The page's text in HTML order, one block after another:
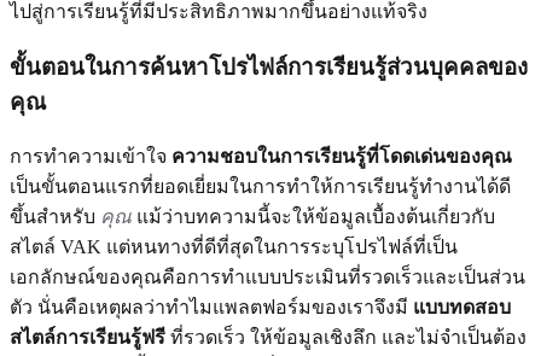
ไปสู่การเรียนรู้ที่มีประสิทธิภาพมากขึ้นอย่างแท้จริง
ขั้นตอนในการค้นหาโปรไฟล์การเรียนรู้ส่วนบุคคลของ
คุณ
การทำความเข้าใจ ความชอบในการเรียนรู้ที่โดดเด่นของคุณ
เป็นขั้นตอนแรกที่ยอดเยี่ยมในการทำให้การเรียนรู้ทำงานได้ดี
ขึ้นสำหรับ คุณ แม้ว่าบทความนี้จะให้ข้อมูลเบื้องต้นเกี่ยวกับ
สไตล์ VAK แต่หนทางที่ดีที่สุดในการระบุโปรไฟล์ที่เป็น
เอกลักษณ์ของคุณคือการทำแบบประเมินที่รวดเร็วและเป็นส่วน
ตัว นั่นคือเหตุผลว่าทำไมแพลตฟอร์มของเราจึงมี แบบทดสอบ
สไตล์การเรียนรู้ฟรี ที่รวดเร็ว ให้ข้อมูลเชิงลึก และไม่จำเป็นต้อง